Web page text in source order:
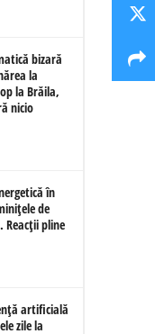
bizară
la
la Brăila,
nicio
în
de
Reacții pline
artificială
zile la